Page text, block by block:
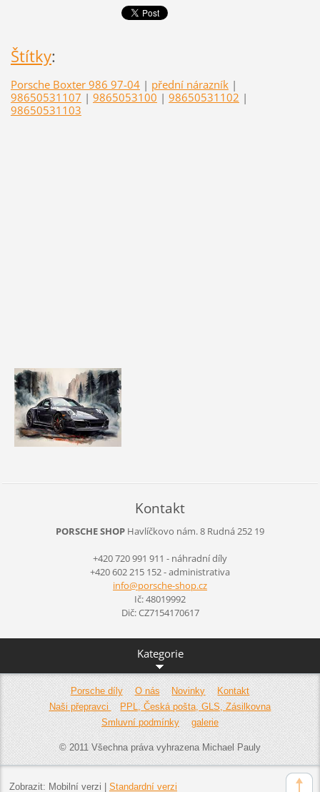
Štítky:
Porsche Boxter 986 97-04 | přední nárazník |
98650531107 | 9865053100 | 98650531102 |
98650531103
Kontakt
PORSCHE SHOP Havlíčkovo nám. 8 Rudná 252 19
+420 720 991 911 - náhradní díly
+420 602 215 152 - administrativa
info@porsche-shop.cz
Ič: 48019992
Dič: CZ7154170617
Kategorie
Porsche díly O nás Novinky
Kontakt
Naši přepravci
PPL, Česká pošta, GLS, Zásilkovna
Smluvní podmínky
galerie
© 2011 Všechna práva vyhrazena Michael Pauly
Zobrazit: Mobilní verzi Standardní verzi